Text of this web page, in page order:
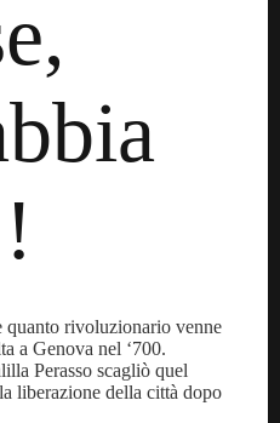
quanto rivoluzionario venne
a Genova nel ‘700.
Perasso scagliò quel
liberazione della città dopo